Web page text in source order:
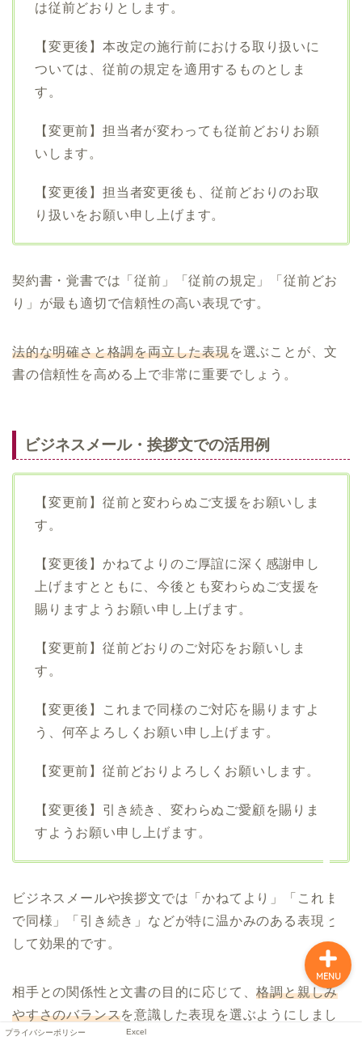
は従前どおりとします。
【変更後】本改定の施行前における取り扱いに
ついては、従前の規定を適用するものとしま
す。
【変更前】担当者が変わっても従前どおりお願
いします。
【変更後】担当者変更後も、従前どおりのお取
り扱いをお願い申し上げます。
契約書・覚書では「従前」「従前の規定」「従前どお
り」が最も適切で信頼性の高い表現です。
法的な明確さと格調を両立した表現を選ぶことが、文
書の信頼性を高める上で非常に重要でしょう。
ビジネスメール・挨拶文での活用例
【変更前】従前と変わらぬご支援をお願いしま
す。
【変更後】かねてよりのご厚誼に深く感謝申し
上げますとともに、今後とも変わらぬご支援を
賜りますようお願い申し上げます。
【変更前】従前どおりのご対応をお願いしま
す。
【変更後】これまで同様のご対応を賜りますよ
う、何卒よろしくお願い申し上げます。
【変更前】従前どおりよろしくお願いします。
【変更後】引き続き、変わらぬご愛顧を賜りま
すようお願い申し上げます。
ビジネスメールや挨拶文では「かねてより」「これま
で同様」「引き続き」などが特に温かみのある表現と
して効果的です。
相手との関係性と文書の目的に応じて、格調と親しみ
やすさのバランスを意識した表現を選ぶようにしまし
ょう。
プライバシーポリシー Excel
MENU
プライバシーポリシー